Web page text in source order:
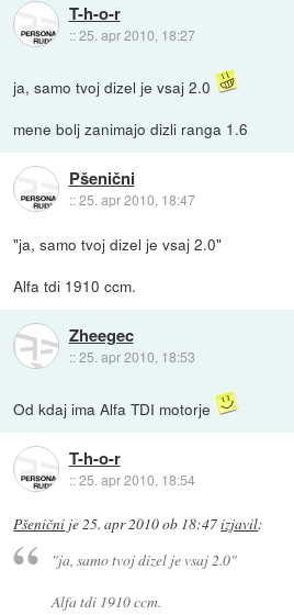
T-h-o-r
::25. apr 2010, 18:27
ja, samo tvoj dizel je vsaj 2.0
mene bolj zanimajo dizli ranga 1.6
Pšenični
::25. apr 2010, 18:47
"ja, samo tvoj dizel je vsaj 2.0"
Alfa tdi 1910 ccm.
Zheegec
::25. apr 2010, 18:53
Od kdaj ima Alfa TDI motorje
T-h-o-r
::25. apr 2010, 18:54
Pšenični je25. apr 2010 ob 18:47izjavil:
"ja, samo tvoj dizel je vsaj 2.0"
Alfa tdi 1910 ccm.